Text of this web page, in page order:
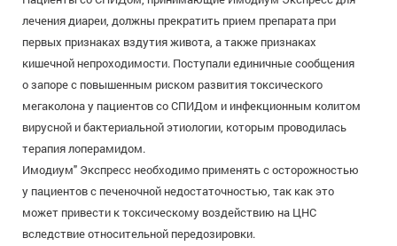
лечения диареи, должны прекратить прием препарата при
первых признаках вздутия живота, а также признаках
кишечной непроходимости. Поступали единичные сообщения
о запоре с повышенным риском развития токсического
мегаколона у пациентов со СПИДом и инфекционным колитом
вирусной и бактериальной этиологии, которым проводилась
терапия лоперамидом.
Имодиум" Экспресс необходимо применять с осторожностью
у пациентов с печеночной недостаточностью, так как это
может привести к токсическому воздействию на ЦНС
вследствие относительной передозировки.